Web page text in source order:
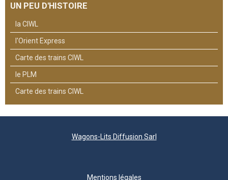
UN PEU D'HISTOIRE
la CIWL
l'Orient Express
Carte des trains CIWL
le PLM
Carte des trains CIWL
Wagons-Lits Diffusion Sarl
Mentions légales